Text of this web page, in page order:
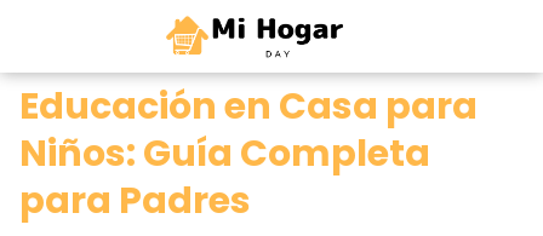
0
Educación en Casa para
Niños: Guía Completa
para Padres